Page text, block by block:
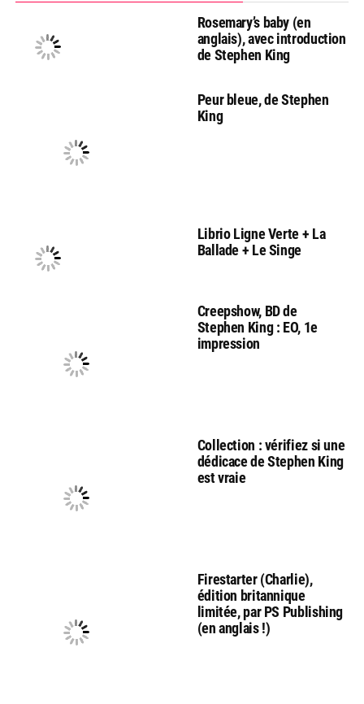
Rosemary’s baby (en
anglais), avec introduction
de Stephen King
Peur bleue, de Stephen
King
Librio Ligne Verte + La
Ballade + Le Singe
Creepshow, BD de
Stephen King : EO, 1e
impression
Collection : vérifiez si une
dédicace de Stephen King
est vraie
Firestarter (Charlie),
édition britannique
limitée, par PS Publishing
(en anglais !)